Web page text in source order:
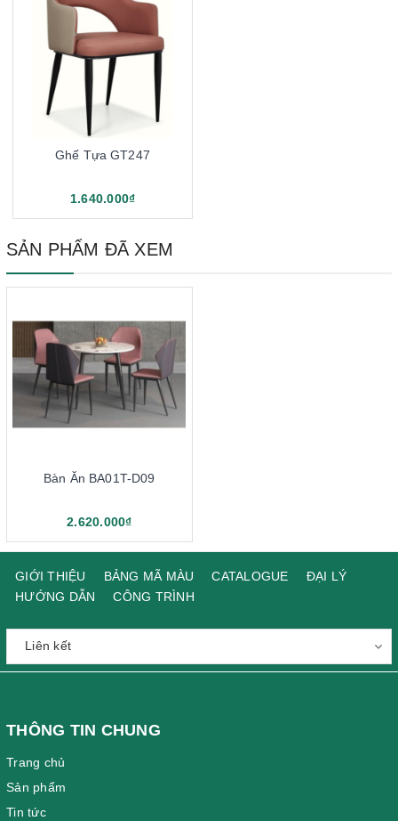
Ghế Tựa GT247
1.640.000₫
SẢN PHẨM ĐÃ XEM
Bàn Ăn BA01T-D09
2.620.000₫
GIỚI THIỆU BẢNG MÃ MÀU CATALOGUE
ĐẠI LÝ
HƯỚNG DẪN
CÔNG TRÌNH
THÔNG TIN CHUNG
Trang chủ
Sản phẩm
Tin tức